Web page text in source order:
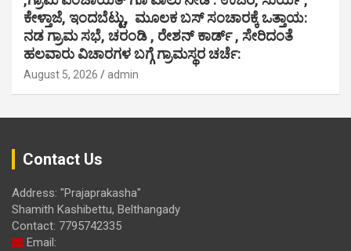
ಕೇಳ್ತಾಜೆ, ಇಂದಬೆಟ್ಟು, ಮೂಲಕ ಬಸ್ ಸಂಚಾರಕ್ಕೆ ಒತ್ತಾಯ:
ನಡ ಗ್ರಾಮ ಸಭೆ, ಚರಂಡಿ , ರೇಶನ್ ಕಾರ್ಡ್ , ಸೇರಿದಂತೆ
ಹಲವಾರು ವಿಚಾರಗಳ ಬಗ್ಗೆ ಗ್ರಾಮಸ್ಥರ ಚರ್ಚೆ:
August 5, 2026 admin
Contact Us
Address: "Prajaprakasha"
Shamith Kashibettu, Belthangady
Contact: 7795742335
Email: